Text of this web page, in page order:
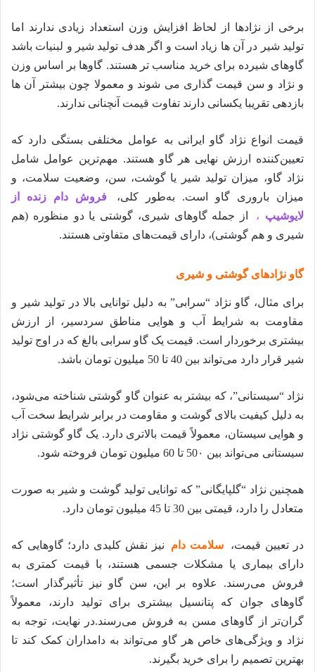
برخی از نژادها از لحاظ افزایش وزن استعداد زیادی ندارند اما
تولید شیر در آن ها زیاد است و اگر هدف تولید شیر و لبنیات باشد
گاوهای شیرده برای خرید مناسب تر هستند. گاوها بر اساس وزن
و نژاد و سن قیمت گذاری می شوند و معمولا چون بیشتر آن ها
بازدهی تقریبا یکسانی دارند تفاوت قیمت آنچنانی ندارند.
قیمت انواع نژاد گاو ایرانی به عوامل مختلفی بستگی دارد که
تعیین‌کننده ارزش نهایی هر گاو هستند. مهم‌ترین عوامل شامل
نژاد گاو، میزان تولید شیر یا گوشت، سن، وضعیت سلامت، و
میزان باروری گاو است. به‌طور کلی،
فروش دام زنده از
لایوشیپ ،
از جمله گاوهای شیری، گوشتی یا دو منظوره (هم
شیری و هم گوشتی)، دارای قیمت‌های متفاوتی هستند.
گاو نژادهای گوشتی و شیری
برای مثال، گاو نژاد “سرابی” به دلیل توانایی بالا در تولید شیر و
مقاومت به شرایط آب و هوایی مناطق سردسیر، از ارزش
بیشتری برخوردار است. قیمت یک گاو سرابی بالغ که در اوج تولید
شیر قرار دارد می‌تواند بین 40 تا 50 میلیون تومان باشد.
نژاد “سیستانی”، که بیشتر به عنوان گاو گوشتی شناخته می‌شود،
به دلیل کیفیت بالای گوشت و مقاومت در برابر شرایط سخت آب
و هوایی سیستان، معمولاً قیمت بالاتری دارد. یک گاو گوشتی نژاد
سیستانی می‌تواند بین 50۰ تا 60 میلیون تومان فروخته شود.
همچنین نژاد “گلپایگانی” که توانایی تولید گوشت و شیر به صورت
متعادل را دارد، قیمتی بین 30 تا 45 میلیون تومان دارد.
در تعیین قیمت، سلامت دام
نیز نقش کلیدی دارد؛ گاوهایی که
دارای بیماری یا مشکلات جسمی هستند، با قیمت کمتری به
فروش می‌رسند. علاوه بر این، سن گاو نیز تأثیرگذار است؛
گاوهای جوان که پتانسیل بیشتری برای تولید دارند، معمولاً
گران‌تر از گاوهای مسن به فروش می‌رسند.در نهایت، توجه به
نژاد و ویژگی‌های خاص هر گاو می‌تواند به دامداران کمک کند تا
بهترین تصمیم را برای خرید بگیرند.